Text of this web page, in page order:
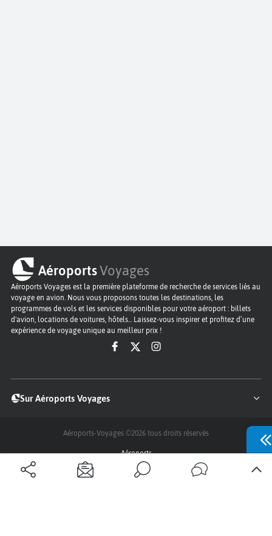
AéroportsVoyages
Aéroports Voyages est la première plateforme de recherche de services liés au
voyage en avion. Nous vous proposons toutes les destinations, les
programmes de vols et les services disponibles pour votre aéroport : billets
d'avion, locations de voitures, hôtels... Laissez-vous inspirer et profitez d’une
expérience de voyage unique au meilleur prix !
Sur Aéroports Voyages
Aéroports-Voyages ©2026 tous droits réservés
Aéroports
Conditions générales
Politique de confidentialité
Questions - Réponses